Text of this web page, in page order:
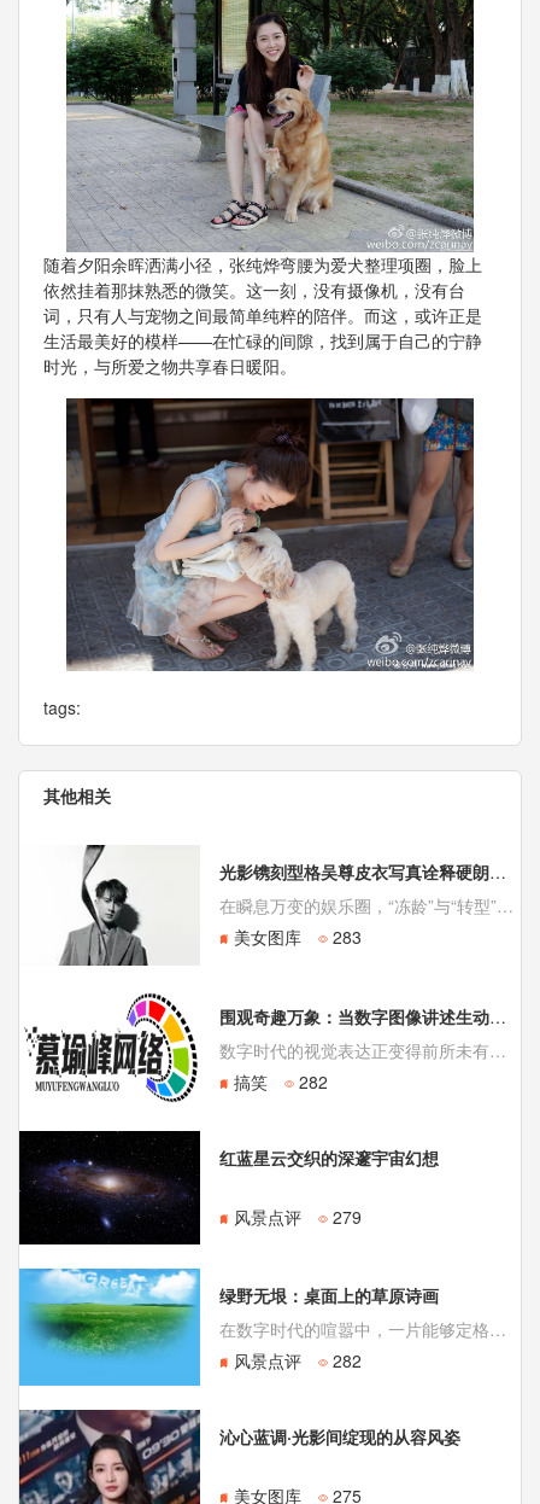
随着夕阳余晖洒满小径，张纯烨弯腰为爱犬整理项圈，脸上
依然挂着那抹熟悉的微笑。这一刻，没有摄像机，没有台
词，只有人与宠物之间最简单纯粹的陪伴。而这，或许正是
生活最美好的模样——在忙碌的间隙，找到属于自己的宁静
时光，与所爱之物共享春日暖阳。
tags:
其他相关
光影镌刻型格吴尊皮衣写真诠释硬朗时尚哲学
在瞬息万变的娱乐圈，“冻龄”与“转型”是男星们面临的永恒课题。然而，吴尊却以一组皮衣黑裤的硬朗风格写真，给出了超越年龄的答卷。这组写真不仅展现了他经年不变的自律与俊朗，更将其沉淀后的男性魅力与时尚表现力诠释得淋漓尽致，让观者仿佛看到一位从时光中走来的绅士，优雅而充满力量。
美女图库
283
围观奇趣万象：当数字图像讲述生动故事
数字时代的视觉表达正变得前所未有的丰富与多元。从简单的静态图片到生动的动图，从像素艺术到复杂的迷因文化，这些视觉元素早已超越单纯的装饰功能，成为人们在线交流、情感表达和创意分享的核心载体。在这个领域，一张动图的力量可能远超千言万语。研究表明，在社交媒体对话中使用优质动图，可以使互动率显著提升，同时大
搞笑
282
红蓝星云交织的深邃宇宙幻想
风景点评 279
绿野无垠：桌面上的草原诗画
在数字时代的喧嚣中，一片能够定格于屏幕的绿色草原，成为了连接我们与广阔自然的精神纽带。将草原设为桌面背景，远不止于简单的视觉美化，它更是一种情绪的选择和心灵的寄托。草原壁纸以其自然、辽阔的视觉风格，广泛应用于手机桌面、电脑背景等多种数字场景，能为使用者带来宁静与自由的
风景点评
282
沁心蓝调·光影间绽现的从容风姿
美女图库 275